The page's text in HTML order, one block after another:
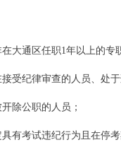
通区任职1年以上的专
受纪律审查的人员、处
除公职的人员；
有考试违纪行为且在停考